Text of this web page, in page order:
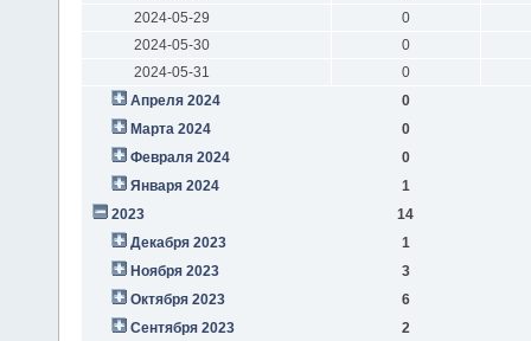
2024-05-29
0
2024-05-30
0
2024-05-31
0
Апреля 2024
0
Марта 2024
0
Февраля 2024
0
Января 2024
1
2023
14
Декабря 2023
1
Ноября 2023
3
Октября 2023
6
Сентября 2023
2